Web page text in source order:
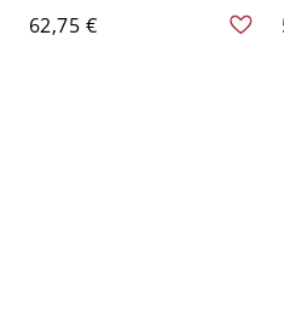
cage en métal noir, cadre
ouvert - Noir 110 V-120 V
62,75 €